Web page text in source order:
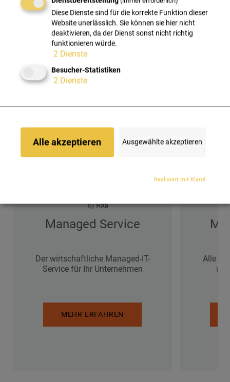
Wie unterscheidet sich HXS MSP
von HXS MSSP?
Der entscheidende Unterschied ist das „S“ wie „Security":
HXS MSSP (Managed Security Service Provider)
bieten wir Ihnen die Vorteile von HXS MSP erweitert um
den Aspekt der IT-Sicherheit an. Mehr Informationen
HXS Managed Solutions
Managed Service
Der wirtschaftliche Managed-IT-
Service für Ihr Unternehmen
MEHR ERFAHREN
Alle
Diese Dienste sind für die korrekte Funktion dieser
Website unerlässlich. Sie können sie hier nicht
deaktivieren, da der Dienst sonst nicht richtig
funktionieren würde.
2 Dienste
Besucher-Statistiken
2 Dienste
Ausgewählte akzeptieren
Alle akzeptieren
Realisiert mit Klaro!